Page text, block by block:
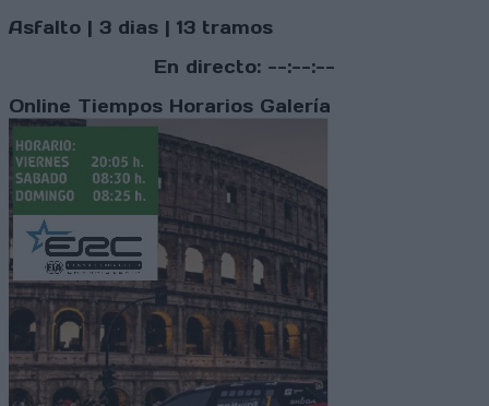
Asfalto | 3 dias | 13 tramos
En directo: --:--:--
Online Tiempos Horarios Galería